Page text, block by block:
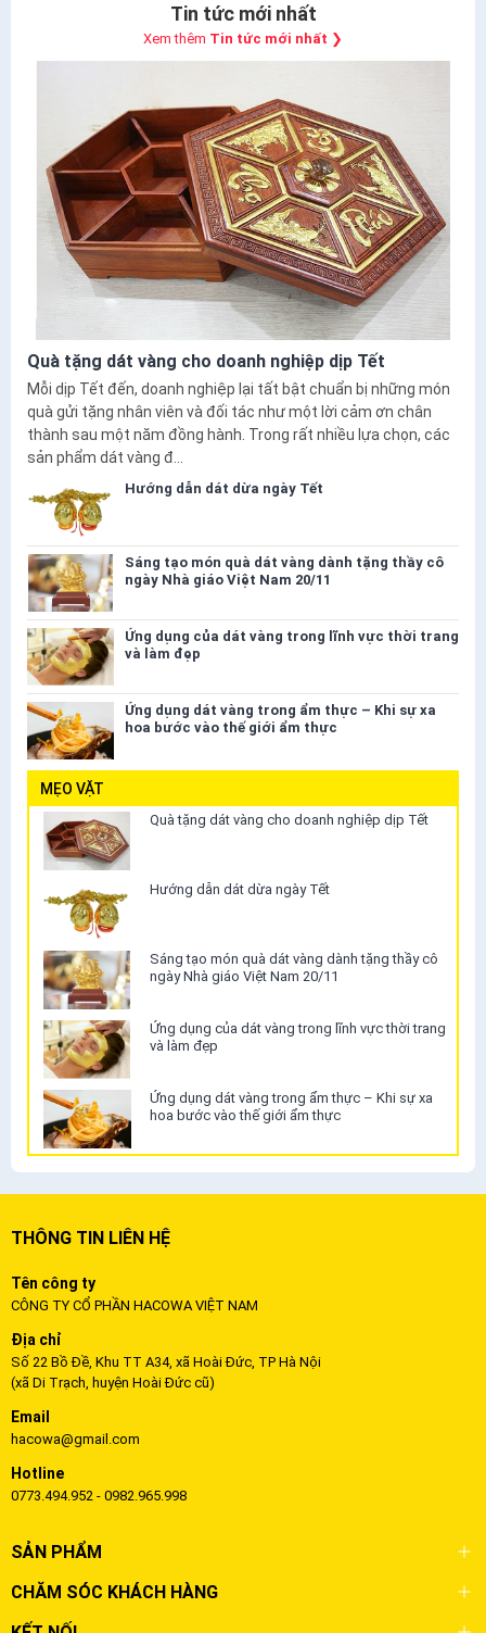
Tin tức mới nhất
Xem thêm Tin tức mới nhất ❯
Quà tặng dát vàng cho doanh nghiệp dịp Tết
Mỗi dịp Tết đến, doanh nghiệp lại tất bật chuẩn bị những món
quà gửi tặng nhân viên và đối tác như một lời cảm ơn chân
thành sau một năm đồng hành. Trong rất nhiều lựa chọn, các
sản phẩm dát vàng đ...
Hướng dẫn dát dừa ngày Tết
Sáng tạo món quà dát vàng dành tặng thầy cô
ngày Nhà giáo Việt Nam 20/11
Ứng dụng của dát vàng trong lĩnh vực thời trang
và làm đẹp
Ứng dụng dát vàng trong ẩm thực – Khi sự xa
hoa bước vào thế giới ẩm thực
MẸO VẶT
Quà tặng dát vàng cho doanh nghiệp dịp Tết
Hướng dẫn dát dừa ngày Tết
Sáng tạo món quà dát vàng dành tặng thầy cô
ngày Nhà giáo Việt Nam 20/11
Ứng dụng của dát vàng trong lĩnh vực thời trang
và làm đẹp
Ứng dụng dát vàng trong ẩm thực – Khi sự xa
hoa bước vào thế giới ẩm thực
THÔNG TIN LIÊN HỆ
Tên công ty
CÔNG TY CỔ PHẦN HACOWA VIỆT NAM
Địa chỉ
Số 22 Bồ Đề, Khu TT A34, xã Hoài Đức, TP Hà Nội
(xã Di Trạch, huyện Hoài Đức cũ)
Email
hacowa@gmail.com
Hotline
0773.494.952 - 0982.965.998
SẢN PHẨM
CHĂM SÓC KHÁCH HÀNG